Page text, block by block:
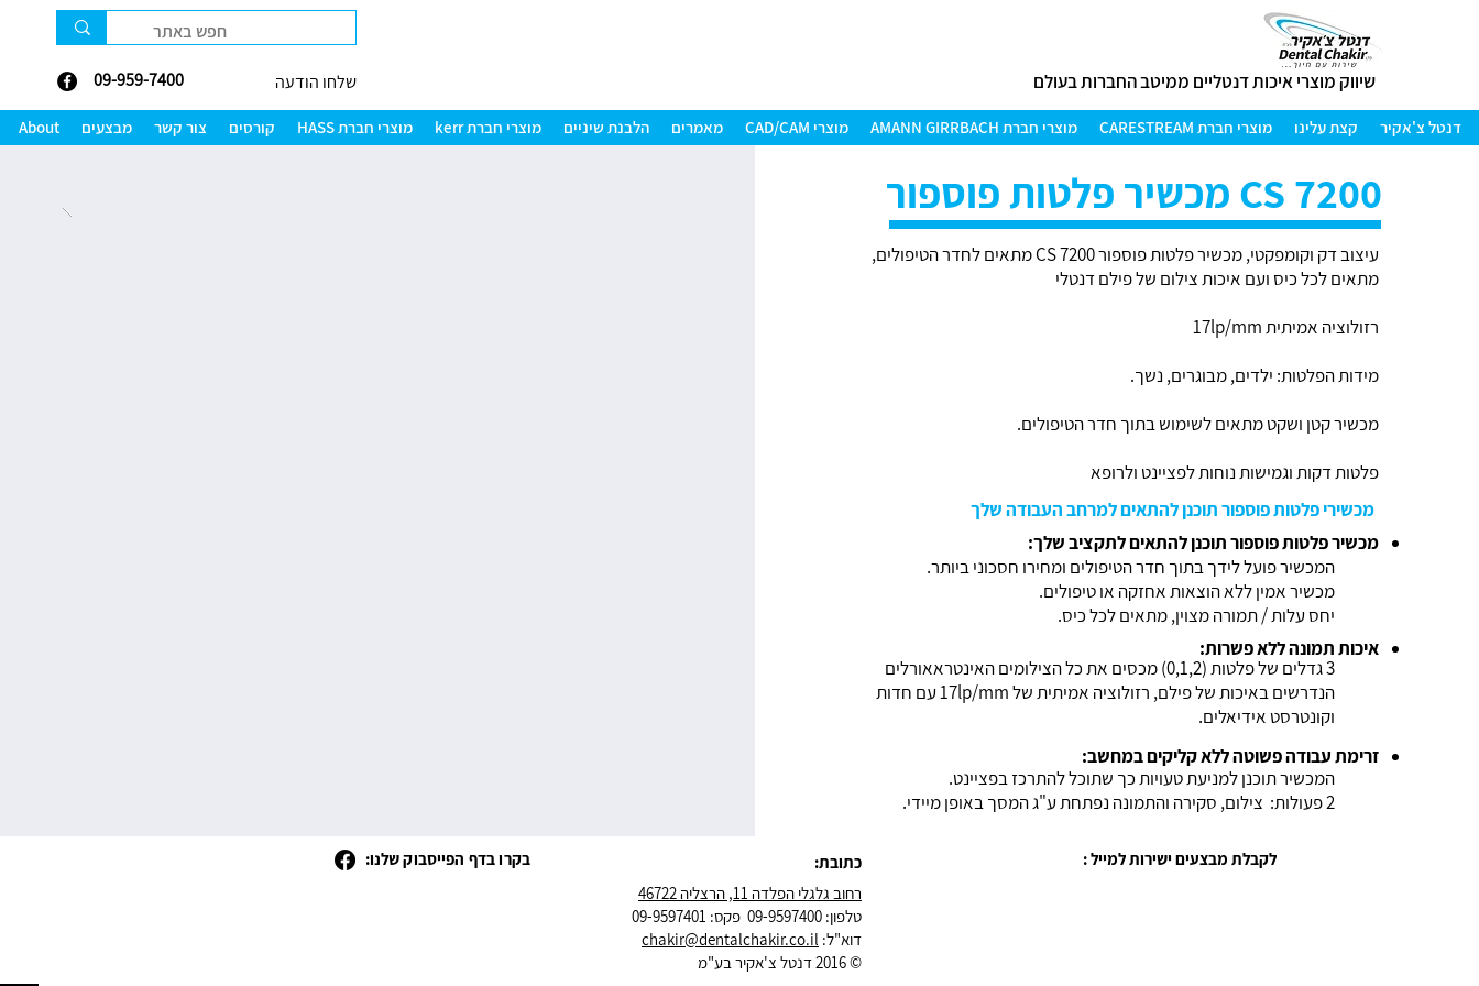
שלחו הודעה 09-959-7400 שיווק מוצרי איכות דנטליים ממיטב החברות בעולם
דנטל צ'אקיר קצת עלינו מוצרי חברת CARESTREAM מוצרי חברת AMANN GIRRBACH מוצרי CAD/CAM מאמרים הלבנת שיניים מוצרי חברת kerr מוצרי חברת HASS קורסים צור קשר מבצעים About
CS 7200 מכשיר פלטות פוספור
עיצוב דק וקומפקטי, מכשיר פלטות פוספור CS 7200 מתאים לחדר הטיפולים,
מתאים לכל כיס ועם איכות צילום של פילם דנטלי
רזולוציה אמיתית 17lp/mm
מידות הפלטות: ילדים, מבוגרים, נשך.
מכשיר קטן ושקט מתאים לשימוש בתוך חדר הטיפולים.
פלטות דקות וגמישות נוחות לפציינט ולרופא
מכשירי פלטות פוספור תוכנן להתאים למרחב העבודה שלך
מכשיר פלטות פוספור תוכנן להתאים לתקציב שלך:
המכשיר פועל לידך בתוך חדר הטיפולים ומחירו חסכוני ביותר.
מכשיר אמין ללא הוצאות אחזקה או טיפולים.
יחס עלות / תמורה מצוין, מתאים לכל כיס.
איכות תמונה ללא פשרות:
3 גדלים של פלטות (0,1,2) מכסים את כל הצילומים האינטראאורלים
הנדרשים באיכות של פילם, רזולוציה אמיתית של 17lp/mm עם חדות
וקונטרסט אידיאלים.
זרימת עבודה פשוטה ללא קליקים במחשב:
המכשיר תוכנן למניעת טעויות כך שתוכל להתרכז בפציינט.
2 פעולות: צילום, סקירה והתמונה נפתחת ע"ג המסך באופן מיידי.
לקבלת מבצעים ישירות למייל :
כתובת:
רחוב גלגלי הפלדה 11, הרצליה 46722
טלפון: 09-9597400 פקס: 09-9597401
דוא"ל: chakir@dentalchakir.co.il
© 2016 דנטל צ'אקיר בע"מ
בקרו בדף הפייסבוק שלנו: